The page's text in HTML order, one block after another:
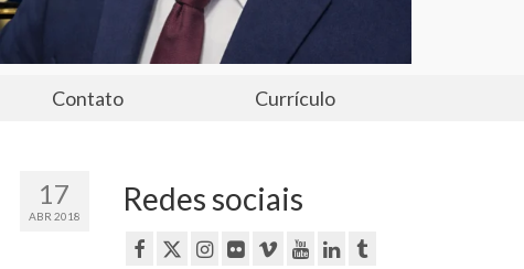
Contato Currículo
17
ABR 2018 Redes sociais